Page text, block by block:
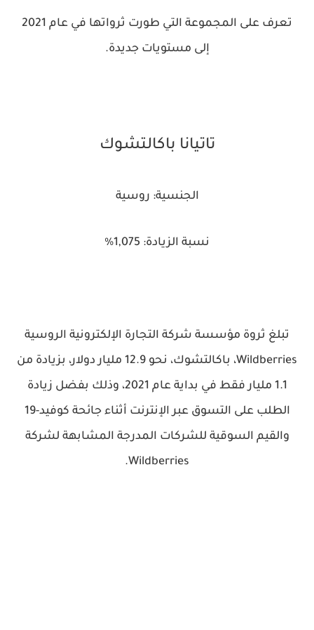
تعرف على المجموعة التي طورت ثرواتها في عام 2021
إلى مستويات جديدة.
تاتيانا باكالتشوك
الجنسية: روسية
نسبة الزيادة: 1,075%
تبلغ ثروة مؤسسة شركة التجارة الإلكترونية الروسية
Wildberries، باكالتشوك، نحو 12.9 مليار دولار، بزيادة من
1.1 مليار فقط في بداية عام 2021، وذلك بفضل زيادة
الطلب على التسوق عبر الإنترنت أثناء جائحة كوفيد-19
والقيم السوقية للشركات المدرجة المشابهة لشركة
Wildberries.